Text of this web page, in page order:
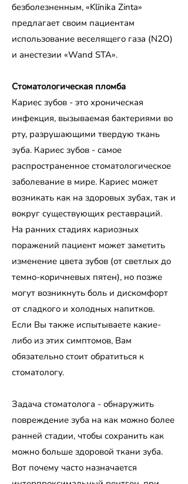
безболезненным, «Klīnika Zinta»
предлагает своим пациентам
использование веселящего газа (N2O)
и анестезии «Wand STA».
Стоматологическая пломба
Кариес зубов - это хроническая
инфекция, вызываемая бактериями во
рту, разрушающими твердую ткань
зуба. Кариес зубов - самое
распространенное стоматологическое
заболевание в мире. Кариес может
возникать как на здоровых зубах, так и
вокруг существующих реставраций.
На ранних стадиях кариозных
поражений пациент может заметить
изменение цвета зубов (от светлых до
темно-коричневых пятен), но позже
могут возникнуть боль и дискомфорт
от сладкого и холодных напитков.
Если Вы также испытываете какие-
либо из этих симптомов, Вам
обязательно стоит обратиться к
стоматологу.
Задача стоматолога - обнаружить
повреждение зуба на как можно более
ранней стадии, чтобы сохранить как
можно больше здоровой ткани зуба.
Вот почему часто назначается